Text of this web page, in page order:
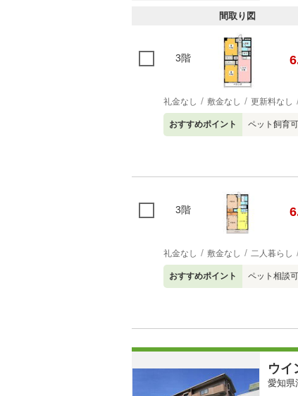
間取り図
3階
礼金なし 敷金なし 更新料なし
おすすめポイント ペット飼育
3階
礼金なし 敷金なし 二人暮らし
おすすめポイント ペット相談
ウイ
愛知県